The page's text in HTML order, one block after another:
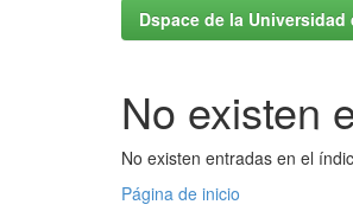
Dspace de la Universidad
No existen
No existen entradas en el
Página de inicio